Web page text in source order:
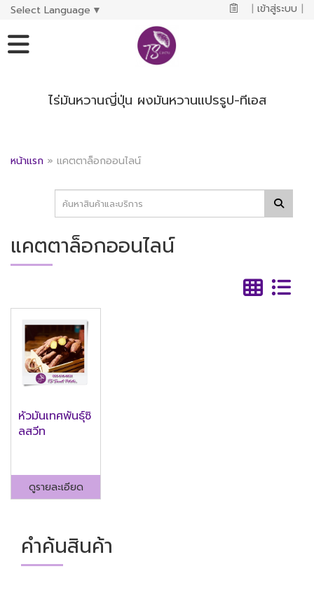
Select Language ▼ | เข้าสู่ระบบ |
ไร่มันหวานญี่ปุ่น ผงมันหวานแปรรูป-ทีเอส
หน้าแรก » แคตตาล็อกออนไลน์
แคตตาล็อกออนไลน์
หัวมันเทศพันธุ์ซิ
ลสวีท
ดูรายละเอียด
คำค้นสินค้า